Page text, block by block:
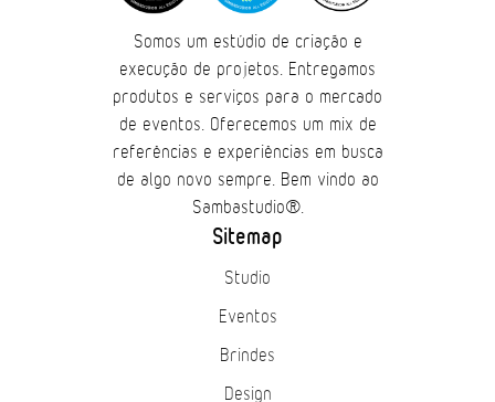
Somos um estúdio de criação e
execução de projetos. Entregamos
produtos e serviços para o mercado
de eventos. Oferecemos um mix de
referências e experiências em busca
de algo novo sempre. Bem vindo ao
Sambastudio®.
Sitemap
Studio
Eventos
Brindes
Design